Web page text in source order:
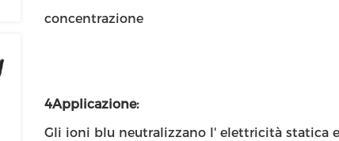
concentrazione
4Applicazione:
Gli ioni blu neutralizzano l' elettricità statica